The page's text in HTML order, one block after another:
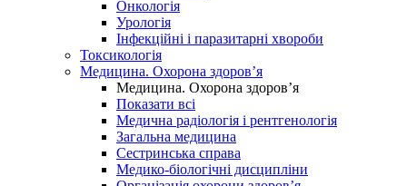
Онкологія
Урологія
Інфекційні і паразитарні хвороби
Токсикологія
Медицина. Охорона здоров’я
Медицина. Охорона здоров’я
Показати всі
Медична радіологія і рентгенологія
Загальна медицина
Сестринська справа
Медико-біологічні дисципліни